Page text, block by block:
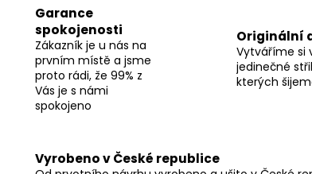
Garance
spokojenosti
Zákazník je u nás na
prvním místě a jsme
proto rádi, že 99% z
Vás je s námi
spokojeno
Originální
Vytváříme si
jedinečné
kterých
Vyrobeno v České republice